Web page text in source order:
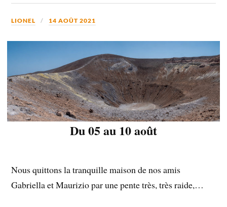
LIONEL 14 AOÛT 2021
Du 05 au 10 août
Nous quittons la tranquille maison de nos amis
Gabriella et Maurizio par une pente très, très raide,…